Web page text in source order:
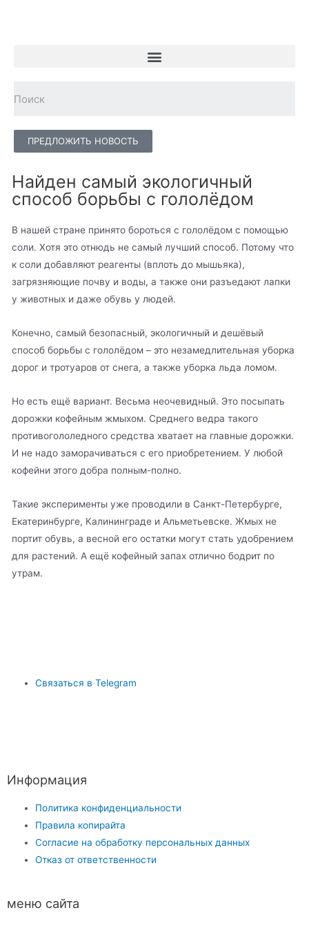
ПРЕДЛОЖИТЬ НОВОСТЬ
Найден самый экологичный
способ борьбы с гололёдом
В нашей стране принято бороться с гололёдом с помощью
соли. Хотя это отнюдь не самый лучший способ. Потому что
к соли добавляют реагенты (вплоть до мышьяка),
загрязняющие почву и воды, а также они разъедают лапки
у животных и даже обувь у людей.
Конечно, самый безопасный, экологичный и дешёвый
способ борьбы с гололёдом – это незамедлительная уборка
дорог и тротуаров от снега, а также уборка льда ломом.
Но есть ещё вариант. Весьма неочевидный. Это посыпать
дорожки кофейным жмыхом. Среднего ведра такого
противогололедного средства хватает на главные дорожки.
И не надо заморачиваться с его приобретением. У любой
кофейни этого добра полным-полно.
Такие эксперименты уже проводили в Санкт-Петербурге,
Екатеринбурге, Калининграде и Альметьевске. Жмых не
портит обувь, а весной его остатки могут стать удобрением
для растений. А ещё кофейный запах отлично бодрит по
утрам.
Связаться в Telegram
Информация
Политика конфиденциальности
Правила копирайта
Согласие на обработку персональных данных
Отказ от ответственности
меню сайта